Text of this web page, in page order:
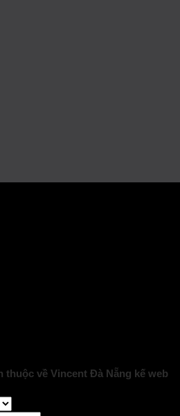
thuộc về Vincent Đà Nẵng kế web